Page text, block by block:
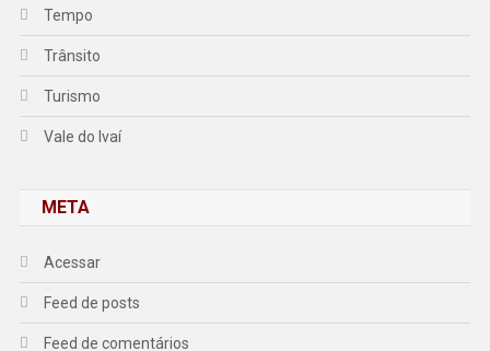
Tempo
Trânsito
Turismo
Vale do Ivaí
META
Acessar
Feed de posts
Feed de comentários